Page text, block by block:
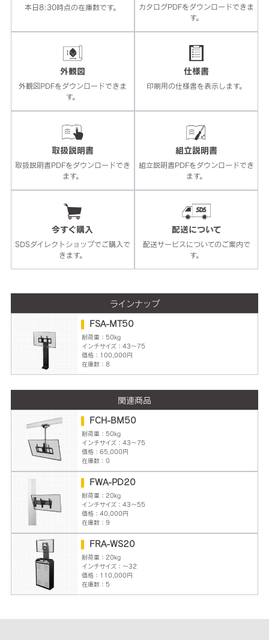
本日8:30時点の在庫数です。
カタログPDFをダウンロードできま
す。
外観図
外観図PDFをダウンロードできま
す。
仕様書
印刷用の仕様書を表示します。
取扱説明書
取扱説明書PDFをダウンロードでき
ます。
組立説明書
組立説明書PDFをダウンロードでき
ます。
今すぐ購入
SDSダイレクトショップでご購入で
きます。
配送について
配送サービスについてのご案内で
す。
ラインナップ
FSA-MT50
耐荷重：50kg
インチサイズ：43～75
価格：100,000円
在庫数：8
関連商品
FCH-BM50
耐荷重：50kg
インチサイズ：43～75
価格：65,000円
在庫数：0
FWA-PD20
耐荷重：20kg
インチサイズ：43～55
価格：40,000円
在庫数：9
FRA-WS20
耐荷重：20kg
インチサイズ：～32
価格：110,000円
在庫数：5